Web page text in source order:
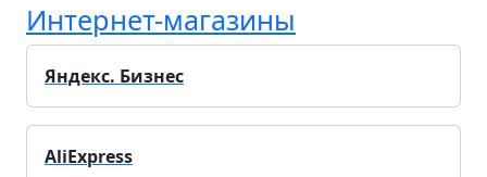
Интернет-магазины
Яндекс. Бизнес
AliExpress